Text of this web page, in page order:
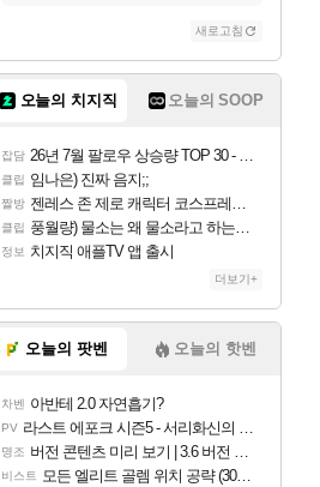
새로고침
오늘의 치지직 오늘의 SOOP
잡담 26년 7월 팔로우 상승량 TOP 30 - 월간 치지직
클립 임나은) 진짜 음지;;
짤방 젠레스 존 제로 캐릭터 코스프레한 꽁주
클립 풍월량) 물소는 왜 물소라고 하는거야? 아! 그만 ㅋㅋ 알았어 ㅋㅋ
정보 치지직 애플TV 앱 출시
더보기+
오늘의 팟벤 오늘의 핫벤
차벤 아반테 2.0 자연흡기?
PV 라스트 에포크 시즌5 - 서리화신의 분노 티저
명조 버전 콘텐츠 미리 보기 | 3.6 버전 「신기루 속 등불 그림자, 속세에 깃든 검의 결심」이 8월 20일에 업데이트됩니다!
비스트 모든 엘리트 골렘 위치 공략 (30개) - 방랑 결투가